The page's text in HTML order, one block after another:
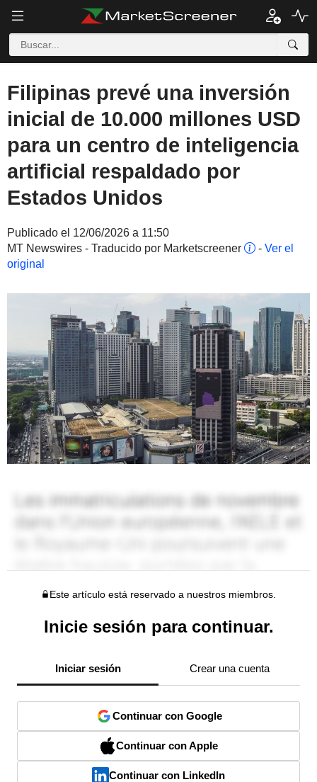
Filipinas prevé una inversión
inicial de 10.000 millones USD
para un centro de inteligencia
artificial respaldado por
Estados Unidos
Publicado el 12/06/2026 a 11:50
MT Newswires - Traducido por Marketscreener
- Ver el
original
Este artículo está reservado a nuestros miembros.
Inicie sesión para continuar.
Iniciar sesión Crear una cuenta
Continuar con Google
Continuar con Apple
Continuar con LinkedIn